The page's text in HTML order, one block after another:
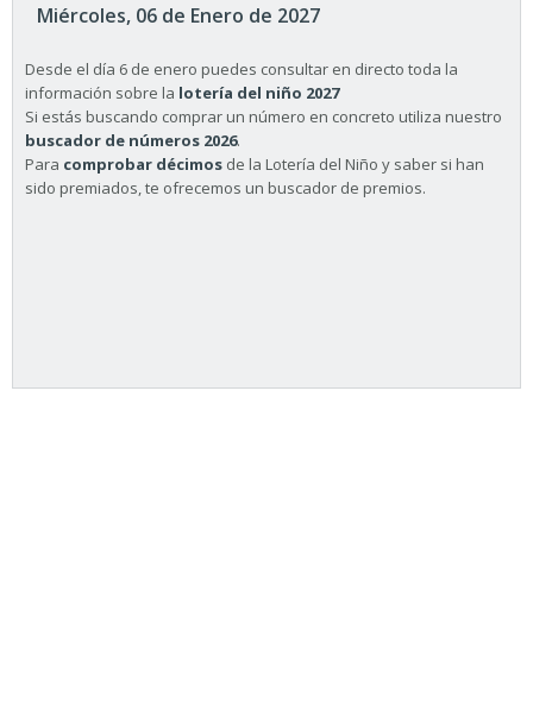
Miércoles, 06 de Enero de 2027
Desde el día 6 de enero puedes consultar en directo toda la
información sobre la lotería del niño 2027
Si estás buscando comprar un número en concreto utiliza nuestro
buscador de números 2026.
Para comprobar décimos de la Lotería del Niño y saber si han
sido premiados, te ofrecemos un buscador de premios.